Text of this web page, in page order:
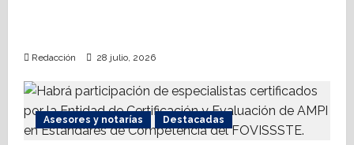
Redacción 28 julio, 2026
Asesores y notarías Destacadas